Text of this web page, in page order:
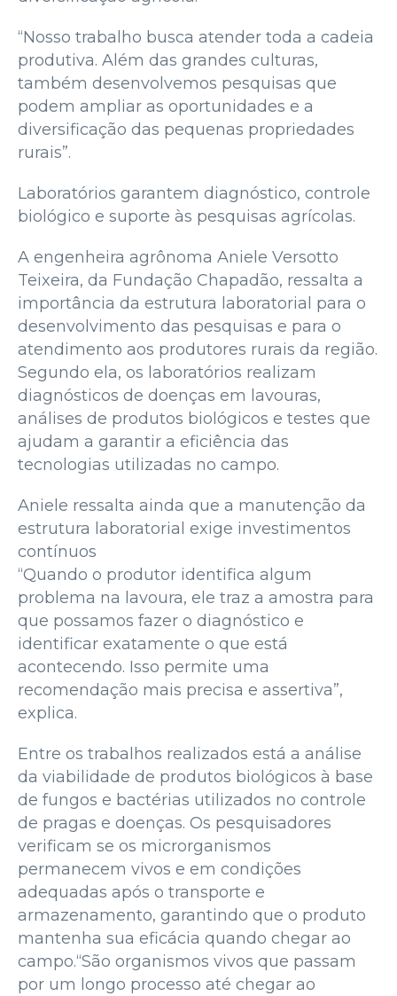
“Nosso trabalho busca atender toda a cadeia
produtiva. Além das grandes culturas,
também desenvolvemos pesquisas que
podem ampliar as oportunidades e a
diversificação das pequenas propriedades
rurais”.
Laboratórios garantem diagnóstico, controle
biológico e suporte às pesquisas agrícolas.
A engenheira agrônoma Aniele Versotto
Teixeira, da Fundação Chapadão, ressalta a
importância da estrutura laboratorial para o
desenvolvimento das pesquisas e para o
atendimento aos produtores rurais da região.
Segundo ela, os laboratórios realizam
diagnósticos de doenças em lavouras,
análises de produtos biológicos e testes que
ajudam a garantir a eficiência das
tecnologias utilizadas no campo.
Aniele ressalta ainda que a manutenção da
estrutura laboratorial exige investimentos
contínuos
“Quando o produtor identifica algum
problema na lavoura, ele traz a amostra para
que possamos fazer o diagnóstico e
identificar exatamente o que está
acontecendo. Isso permite uma
recomendação mais precisa e assertiva”,
explica.
Entre os trabalhos realizados está a análise
da viabilidade de produtos biológicos à base
de fungos e bactérias utilizados no controle
de pragas e doenças. Os pesquisadores
verificam se os microrganismos
permanecem vivos e em condições
adequadas após o transporte e
armazenamento, garantindo que o produto
mantenha sua eficácia quando chegar ao
campo.“São organismos vivos que passam
por um longo processo até chegar ao